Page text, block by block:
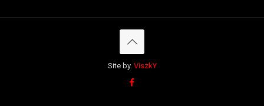
Site by. ViszkY